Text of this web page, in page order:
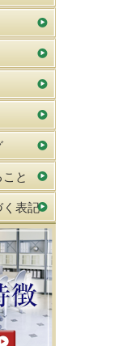
と
く表記